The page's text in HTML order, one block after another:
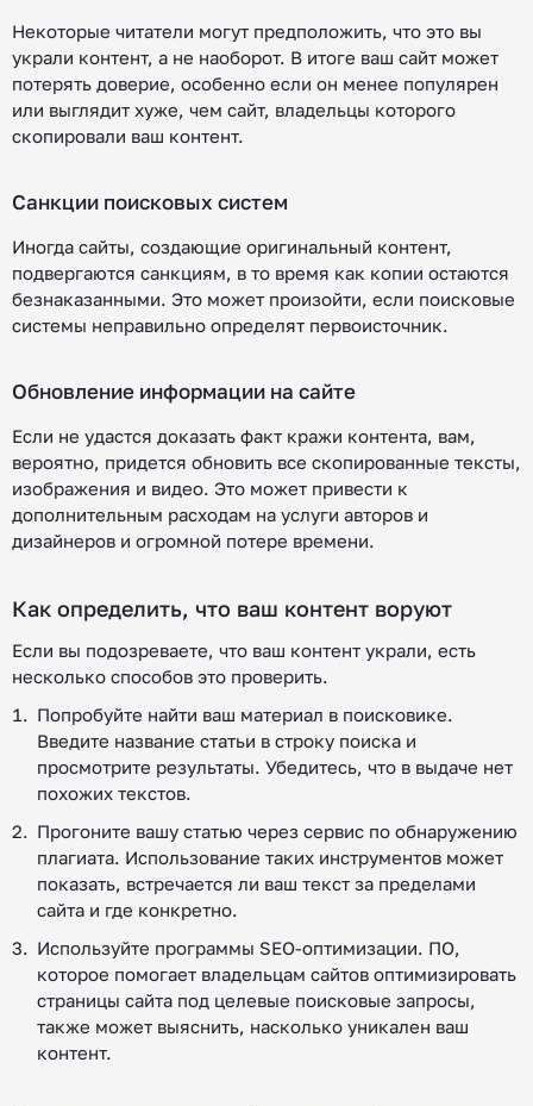
Некоторые читатели могут предположить, что это вы
украли контент, а не наоборот. В итоге ваш сайт может
потерять доверие, особенно если он менее популярен
или выглядит хуже, чем сайт, владельцы которого
скопировали ваш контент.
Санкции поисковых систем
Иногда сайты, создающие оригинальный контент,
подвергаются санкциям, в то время как копии остаются
безнаказанными. Это может произойти, если поисковые
системы неправильно определят первоисточник.
Обновление информации на сайте
Если не удастся доказать факт кражи контента, вам,
вероятно, придется обновить все скопированные тексты,
изображения и видео. Это может привести к
дополнительным расходам на услуги авторов и
дизайнеров и огромной потере времени.
Как определить, что ваш контент воруют
Если вы подозреваете, что ваш контент украли, есть
несколько способов это проверить.
Попробуйте найти ваш материал в поисковике.
Введите название статьи в строку поиска и
просмотрите результаты. Убедитесь, что в выдаче нет
похожих текстов.
Прогоните вашу статью через сервис по обнаружению
плагиата. Использование таких инструментов может
показать, встречается ли ваш текст за пределами
сайта и где конкретно.
Используйте программы SEO-оптимизации. ПО,
которое помогает владельцам сайтов оптимизировать
страницы сайта под целевые поисковые запросы,
также может выяснить, насколько уникален ваш
контент.